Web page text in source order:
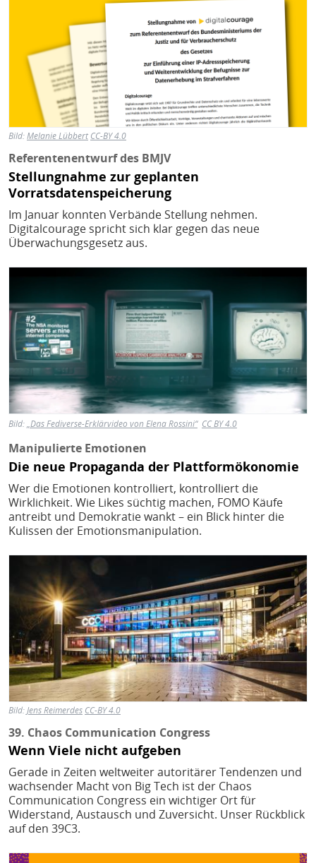
Bild:Melanie Lübbert CC-BY 4.0
Referentenentwurf des BMJV
Stellungnahme zur geplanten
Vorratsdatenspeicherung
Im Januar konnten Verbände Stellung nehmen.
Digitalcourage spricht sich klar gegen das neue
Überwachungsgesetz aus.
Bild
Bild:„Das Fediverse-Erklärvideo von Elena Rossini“ CC BY 4.0
Manipulierte Emotionen
Die neue Propaganda der Plattformökonomie
Wer die Emotionen kontrolliert, kontrolliert die
Wirklichkeit. Wie Likes süchtig machen, FOMO Käufe
antreibt und Demokratie wankt – ein Blick hinter die
Kulissen der Emotionsmanipulation.
Bild
Bild:Jens Reimerdes CC-BY 4.0
39. Chaos Communication Congress
Wenn Viele nicht aufgeben
Gerade in Zeiten weltweiter autoritärer Tendenzen und
wachsender Macht von Big Tech ist der Chaos
Communication Congress ein wichtiger Ort für
Widerstand, Austausch und Zuversicht. Unser Rückblick
auf den 39C3.
Bild